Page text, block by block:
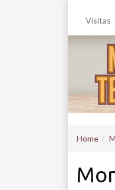
Visitas
Home